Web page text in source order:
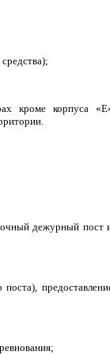
кроме корпуса
дежурный пост